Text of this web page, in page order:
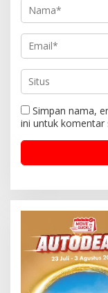
Simpan nama,
ini untuk komentar